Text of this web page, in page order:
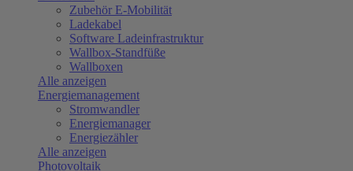
Zubehör E-Mobilität
Ladekabel
Software Ladeinfrastruktur
Wallbox-Standfüße
Wallboxen
Alle anzeigen
Energiemanagement
Stromwandler
Energiemanager
Energiezähler
Alle anzeigen
Photovoltaik